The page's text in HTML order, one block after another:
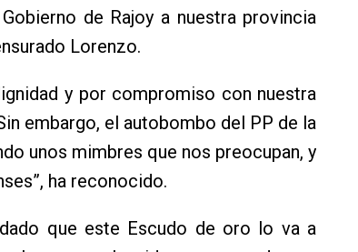
de Rajoy a nuestra provincia
Lorenzo.
y por compromiso con nuestra
embargo, el autobombo del PP de la
unos mimbres que nos preocupan, y
ha reconocido.
que este Escudo de oro lo va a